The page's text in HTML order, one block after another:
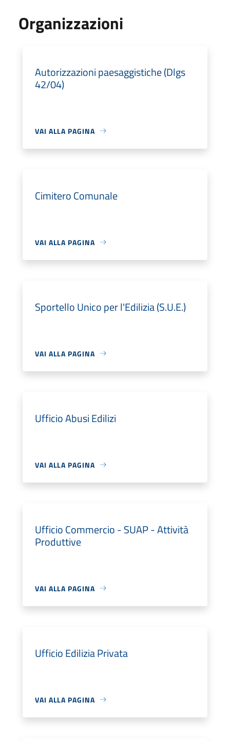
Organizzazioni
Autorizzazioni paesaggistiche (Dlgs
42/04)
VAI ALLA PAGINA
Cimitero Comunale
VAI ALLA PAGINA
Sportello Unico per l'Edilizia (S.U.E.)
VAI ALLA PAGINA
Ufficio Abusi Edilizi
VAI ALLA PAGINA
Ufficio Commercio - SUAP - Attività
Produttive
VAI ALLA PAGINA
Ufficio Edilizia Privata
VAI ALLA PAGINA